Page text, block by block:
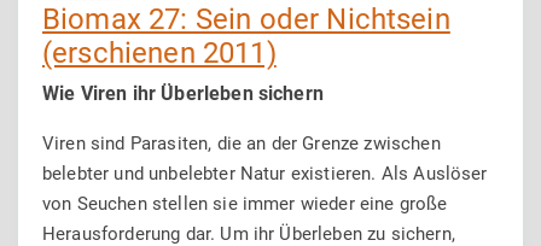
Biomax 27: Sein oder Nichtsein
(erschienen 2011)
Wie Viren ihr Überleben sichern
Viren sind Parasiten, die an der Grenze zwischen
belebter und unbelebter Na­tur existieren. Als Auslöser
von Seuchen stellen sie immer wieder eine große
Herausforderung dar. Um ihr Überleben zu sichern,